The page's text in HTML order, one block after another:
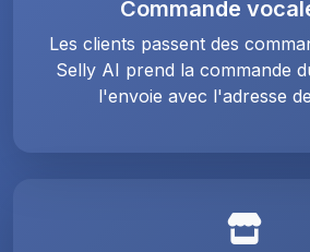
Commande
Les clients passent des
Selly AI prend la commande
l'envoie avec l'adresse